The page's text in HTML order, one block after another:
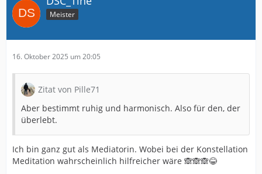
Meister
16. Oktober 2025 um 20:05
Zitat von Pille71
Aber bestimmt ruhig und harmonisch. Also für den, der
überlebt.
Ich bin ganz gut als Mediatorin. Wobei bei der Konstellation
Meditation wahrscheinlich hilfreicher wäre 🙈🙈🙈😂